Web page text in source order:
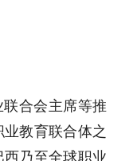
合会主席等推
教育联合体之
乃至全球职业